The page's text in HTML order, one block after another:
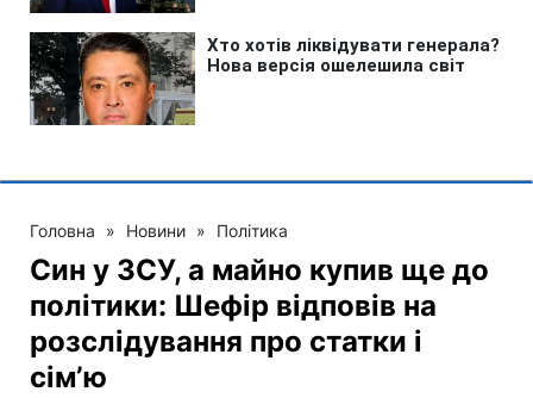
Головна » Новини » Політика
Син у ЗСУ, а майно купив ще до
політики: Шефір відповів на
розслідування про статки і
сімʼю